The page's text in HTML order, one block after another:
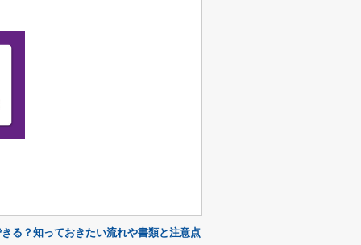
る？知っておきたい流れや書類と注意点